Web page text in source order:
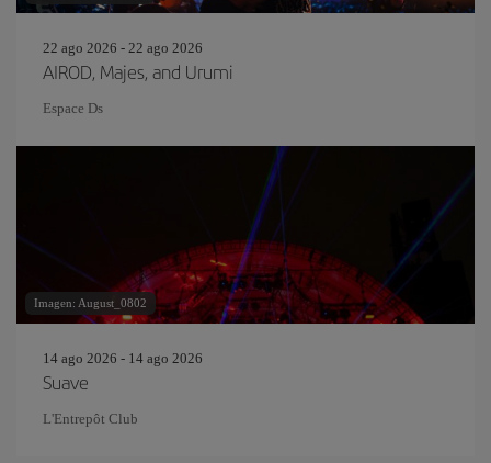
22 ago 2026 - 22 ago 2026
AIROD, Majes, and Urumi
Espace Ds
Imagen: August_0802
14 ago 2026 - 14 ago 2026
Suave
L'Entrepôt Club